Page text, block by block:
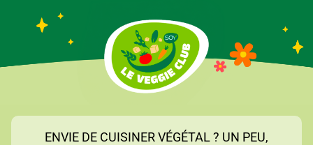
ENVIE DE CUISINER VÉGÉTAL ? UN PEU,